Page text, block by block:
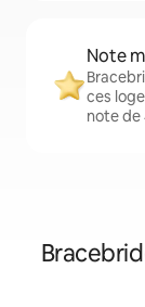
Note
ces
note de